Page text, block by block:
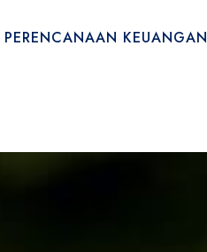
KEUANGAN